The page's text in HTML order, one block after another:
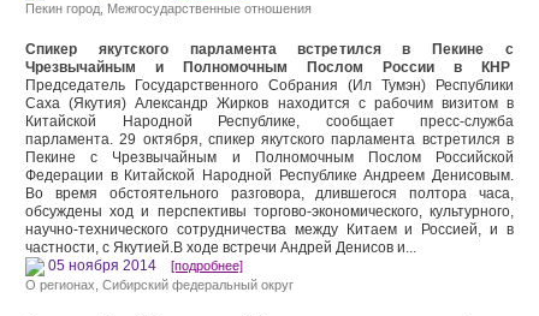
Пекин город Межгосударственные отношения
Спикер якутского парламента встретился в Пекине с
Чрезвычайным и Полномочным Послом России в КНР
Председатель Государственного Собрания (Ил Тумэн) Республики
Саха (Якутия) Александр Жирков находится с рабочим визитом в
Китайской Народной Республике, сообщает пресс-служба
парламента. 29 октября, спикер якутского парламента встретился в
Пекине с Чрезвычайным и Полномочным Послом Российской
Федерации в Китайской Народной Республике Андреем Денисовым.
Во время обстоятельного разговора, длившегося полтора часа,
обсуждены ход и перспективы торгово-экономического, культурного,
научно-технического сотрудничества между Китаем и Россией, и в
частности, с Якутией.В ходе встречи Андрей Денисов и...
05 ноября 2014 [подробнее]
О регионах , Сибирский федеральный округ